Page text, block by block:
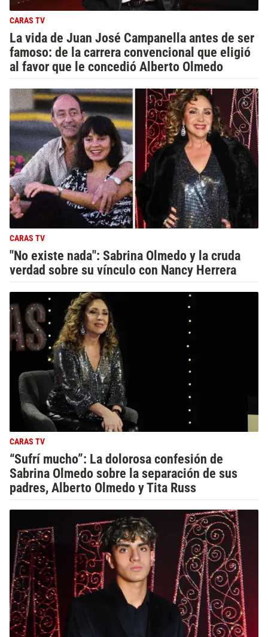
CARAS TV
La vida de Juan José Campanella antes de ser
famoso: de la carrera convencional que eligió
al favor que le concedió Alberto Olmedo
CARAS TV
"No existe nada": Sabrina Olmedo y la cruda
verdad sobre su vínculo con Nancy Herrera
CARAS TV
“Sufrí mucho”: La dolorosa confesión de
Sabrina Olmedo sobre la separación de sus
padres, Alberto Olmedo y Tita Russ